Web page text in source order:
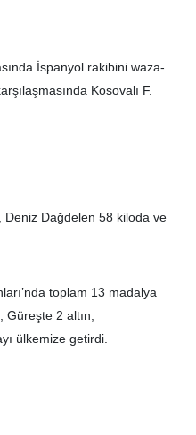
İspanyol rakibini waza-
Kosovalı F.
Deniz Dağdelen 58 kiloda ve
toplam 13 madalya
2 altın,
ülkemize getirdi.